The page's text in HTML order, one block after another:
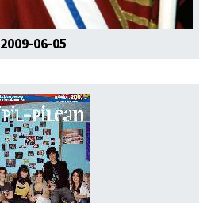
2009-06-05